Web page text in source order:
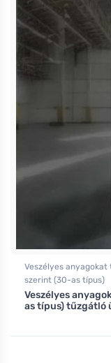
Veszélyes anyagokat
szerint (30-as típus)
Veszélyes
as típus) tűzgátló